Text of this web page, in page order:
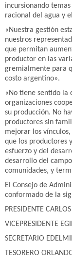
incursionando
racional del agua y
«Nuestra gestión
nuestros
que permitan
productor en las
gremialmente para
costo argentino».
«No tiene sentido la
organizaciones
su producción. No
productores sin
mejorar los
que los productores
esfuerzo y del
desarrollo del
comunidades, y
El Consejo de
conformado de la
PRESIDENTE
VICEPRESIDENTE
SECRETARIO
TESORERO